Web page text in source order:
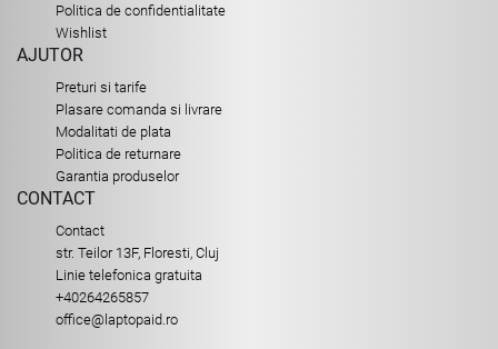
Politica de confidentialitate
Wishlist
AJUTOR
Preturi si tarife
Plasare comanda si livrare
Modalitati de plata
Politica de returnare
Garantia produselor
CONTACT
Contact
str. Teilor 13F, Floresti, Cluj
Linie telefonica gratuita
+40264265857
office@laptopaid.ro